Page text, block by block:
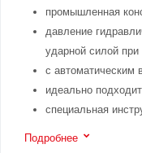
промышленная
давление
ударной силой при
с автоматическим
идеально
специальная
Подробнее